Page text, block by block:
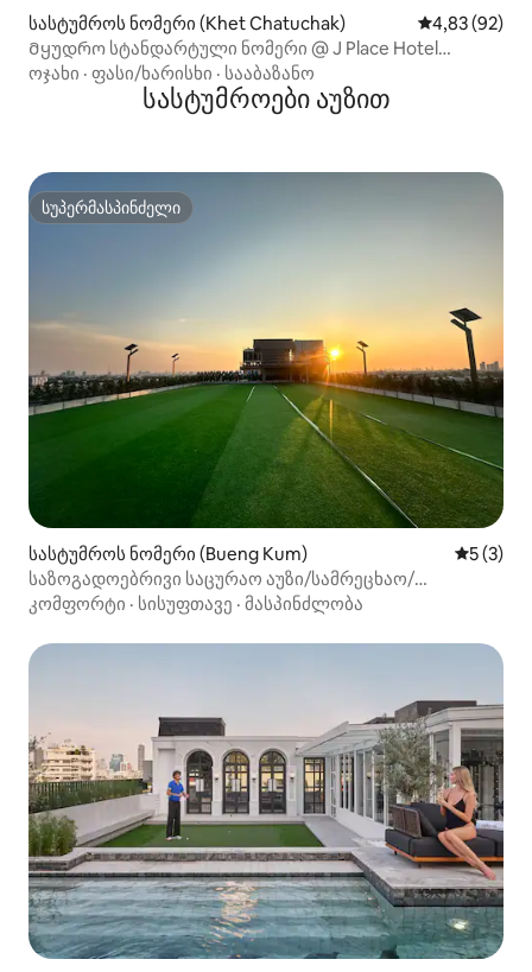
სასტუმროს ნომერი (Khet Chatuchak) საშუალო
4,83 (92)
Მყუდრო სტანდარტული ნომერი @ J Place Hotel
ბანგკოკში
ოჯახი · ფასი/ხარისხი · სააბაზანო
სასტუმროები აუზით
სუპერმასპინძელი
სუპერმასპინძელი
სასტუმროს ნომერი (Bueng Kum)
5 (3)
საზოგადოებრივი საცურაო აუზი/სამრეცხაო/
სპორტდარბაზი/საუზმე/24-საათიანი რეგისტრატურა/
კომფორტი · სისუფთავე · მასპინძლობა